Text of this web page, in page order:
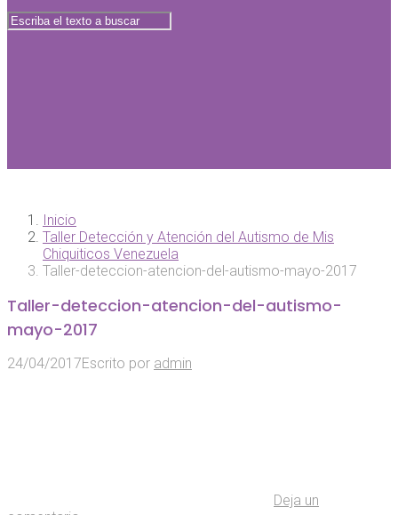
Inicio
Taller Detección y Atención del Autismo de Mis
Chiquiticos Venezuela
Taller-deteccion-atencion-del-autismo-mayo-2017
Taller-deteccion-atencion-del-autismo-
mayo-2017
24/04/2017Escrito por admin
Deja un